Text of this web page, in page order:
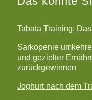
Tabata Training:
Sarkopenie
und gezielter
zurückgewinnen
Joghurt nach dem